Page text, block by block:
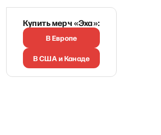
Купить мерч «Эха»:
В Европе
В США и Канаде